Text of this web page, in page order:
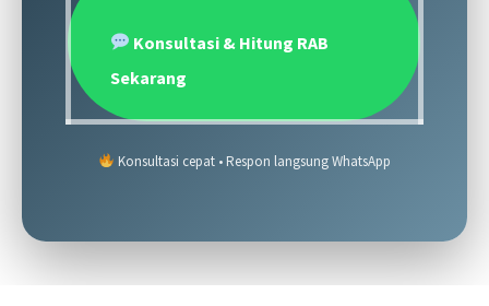
Konsultasi & Hitung RAB
Sekarang
Konsultasi cepat • Respon langsung WhatsApp